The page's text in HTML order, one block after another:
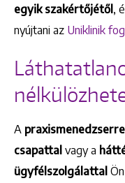
egyik szakértőjétől ,
nyújtani az Uniklinik
A praxismenedzserrel
csapattal vagy a
ügyfélszolgálattal